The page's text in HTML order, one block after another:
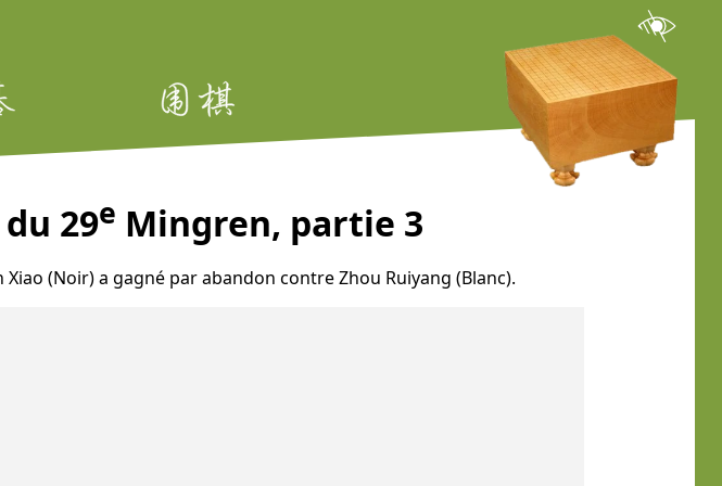
29e Mingren, partie 3
(Noir) a gagné par abandon contre Zhou Ruiyang (Blanc).